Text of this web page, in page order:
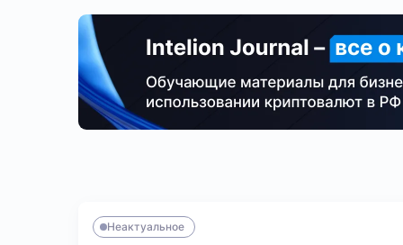
Canaan
Innosilicon
Готовый
Готовый
Готовый
Готовый
Неактуальное